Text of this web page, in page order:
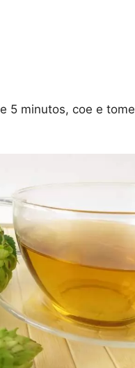
5 minutos, coe e